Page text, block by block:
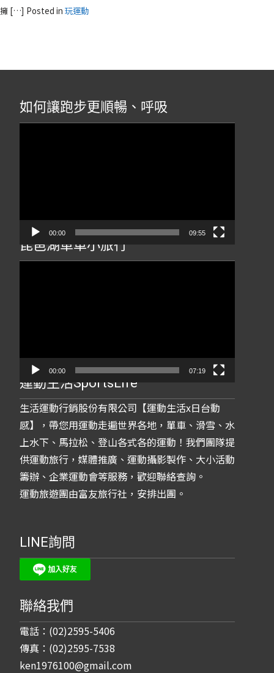
擁 […] Posted in 玩運動
如何讓跑步更順暢、呼吸
00:00 09:55
琵琶湖單車小旅行
00:00 07:19
運動生活SportsLife
生活運動行銷股份有限公司【運動生活x日台動
感】，帶您用運動走遍世界各地，單車、滑雪、水
上水下、馬拉松、登山各式各的運動！我們團隊提
供運動旅行，媒體推廣、運動攝影製作、大小活動
籌辦、企業運動會等服務，歡迎聯絡查詢。
運動旅遊團由富友旅行社，安排出團。
LINE詢問
聯絡我們
電話：(02)2595-5406
傳真：(02)2595-7538
ken1976100@gmail.com